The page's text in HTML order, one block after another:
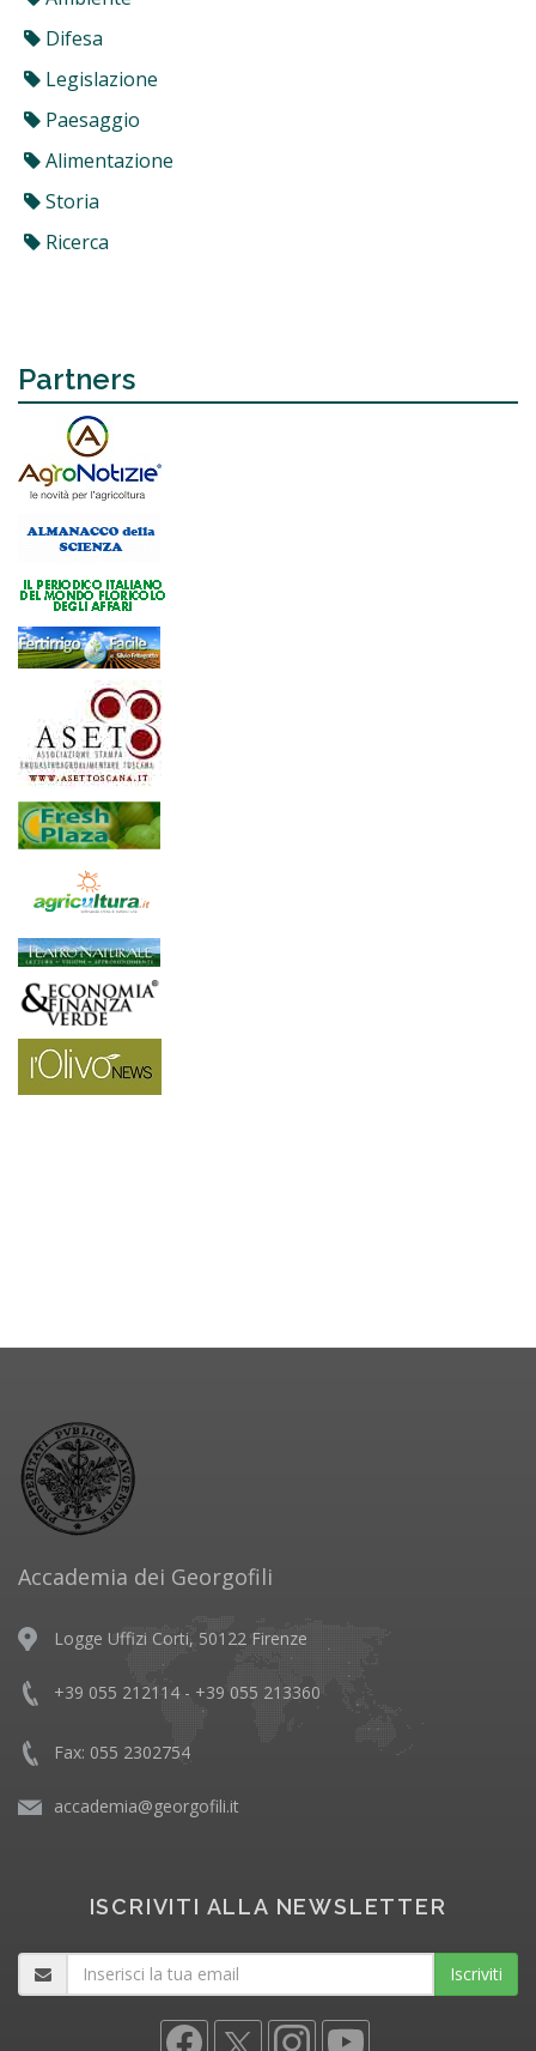
Difesa
Legislazione
Paesaggio
Alimentazione
Storia
Ricerca
Partners
Accademia dei Georgofili
Logge Uffizi Corti, 50122 Firenze
+39 055 212114 - +39 055 213360
Fax: 055 2302754
accademia@georgofili.it
ISCRIVITI ALLA NEWSLETTER
Iscriviti